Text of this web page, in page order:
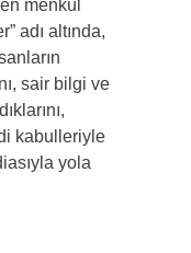
menkul
adı altında,
sair bilgi ve
kabulleriyle
yola